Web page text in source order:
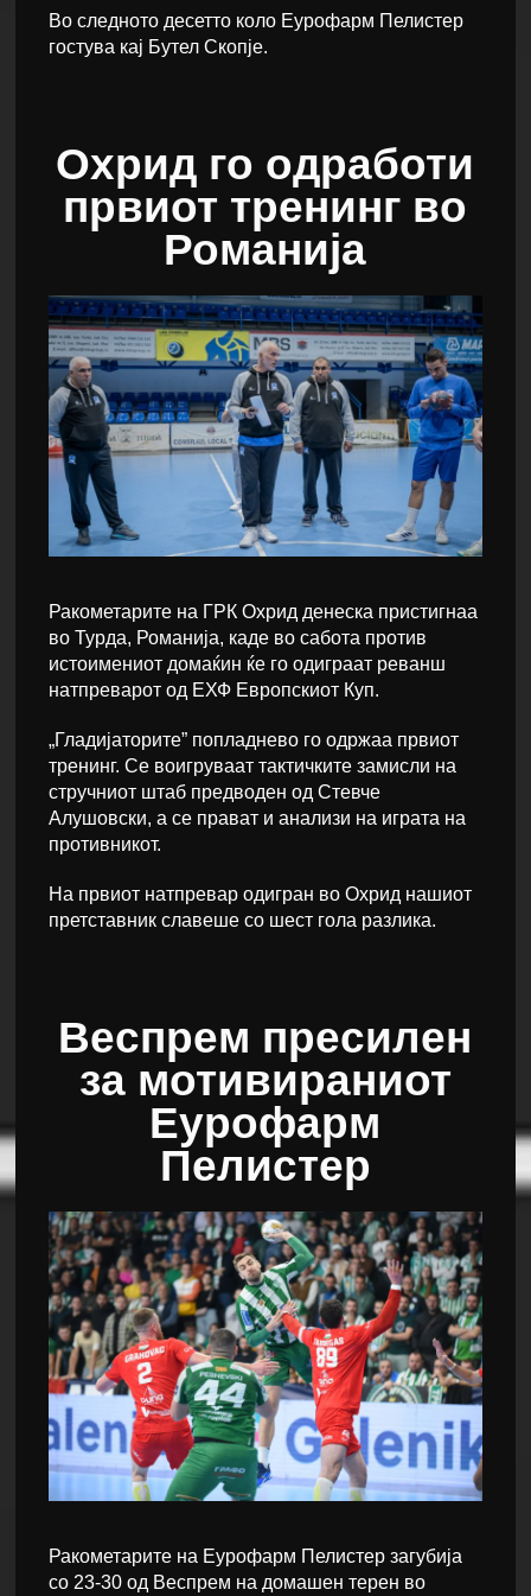
Во следното десетто коло Еурофарм Пелистер
гостува кај Бутел Скопје.
Охрид го одработи
првиот тренинг во
Романија
Ракометарите на ГРК Охрид денеска пристигнаа
во Турда, Романија, каде во сабота против
истоимениот домаќин ќе го одиграат реванш
натпреварот од ЕХФ Европскиот Куп.
„Гладијаторите” попладнево го одржаа првиот
тренинг. Се воигруваат тактичките замисли на
стручниот штаб предводен од Стевче
Алушовски, а се прават и анализи на играта на
противникот.
На првиот натпревар одигран во Охрид нашиот
претставник славеше со шест гола разлика.
Веспрем пресилен
за мотивираниот
Еурофарм
Пелистер
Ракометарите на Еурофарм Пелистер загубија
со 23-30 од Веспрем на домашен терен во